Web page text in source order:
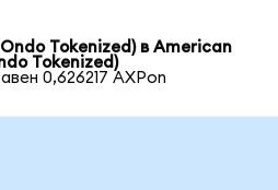
Tokenized) в American
Tokenized)
0,626217 AXPon